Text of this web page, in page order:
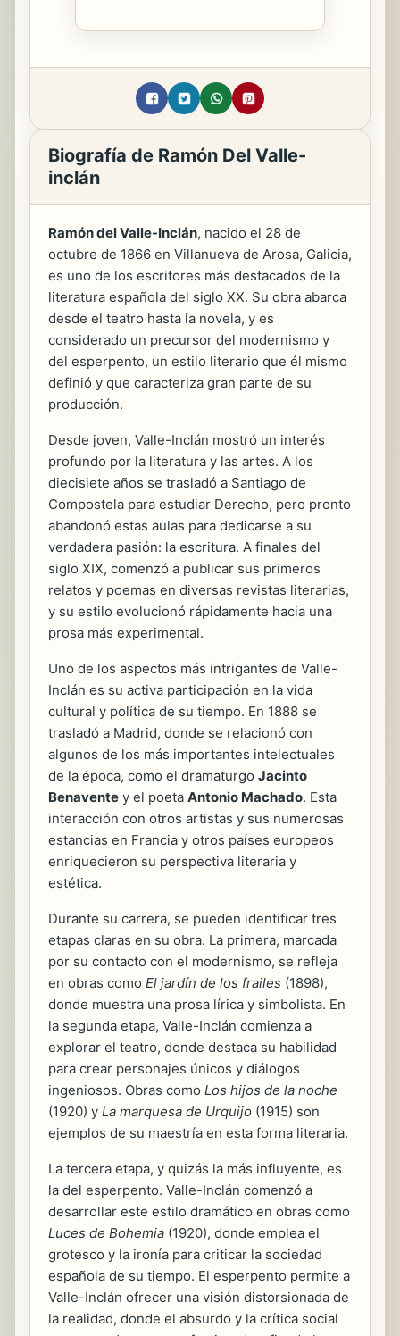
Biografía de Ramón Del Valle-
inclán
Ramón del Valle-Inclán, nacido el 28 de
octubre de 1866 en Villanueva de Arosa, Galicia,
es uno de los escritores más destacados de la
literatura española del siglo XX. Su obra abarca
desde el teatro hasta la novela, y es
considerado un precursor del modernismo y
del esperpento, un estilo literario que él mismo
definió y que caracteriza gran parte de su
producción.
Desde joven, Valle-Inclán mostró un interés
profundo por la literatura y las artes. A los
diecisiete años se trasladó a Santiago de
Compostela para estudiar Derecho, pero pronto
abandonó estas aulas para dedicarse a su
verdadera pasión: la escritura. A finales del
siglo XIX, comenzó a publicar sus primeros
relatos y poemas en diversas revistas literarias,
y su estilo evolucionó rápidamente hacia una
prosa más experimental.
Uno de los aspectos más intrigantes de Valle-
Inclán es su activa participación en la vida
cultural y política de su tiempo. En 1888 se
trasladó a Madrid, donde se relacionó con
algunos de los más importantes intelectuales
de la época, como el dramaturgo Jacinto
Benavente y el poeta Antonio Machado. Esta
interacción con otros artistas y sus numerosas
estancias en Francia y otros países europeos
enriquecieron su perspectiva literaria y
estética.
Durante su carrera, se pueden identificar tres
etapas claras en su obra. La primera, marcada
por su contacto con el modernismo, se refleja
en obras como El jardín de los frailes (1898),
donde muestra una prosa lírica y simbolista. En
la segunda etapa, Valle-Inclán comienza a
explorar el teatro, donde destaca su habilidad
para crear personajes únicos y diálogos
ingeniosos. Obras como Los hijos de la noche
(1920) y La marquesa de Urquijo (1915) son
ejemplos de su maestría en esta forma literaria.
La tercera etapa, y quizás la más influyente, es
la del esperpento. Valle-Inclán comenzó a
desarrollar este estilo dramático en obras como
Luces de Bohemia (1920), donde emplea el
grotesco y la ironía para criticar la sociedad
española de su tiempo. El esperpento permite a
Valle-Inclán ofrecer una visión distorsionada de
la realidad, donde el absurdo y la crítica social